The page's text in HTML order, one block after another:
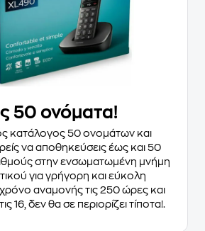
50 ονόματα!
κατάλογος 50 ονομάτων και
να αποθηκεύσεις έως και 50
στην ενσωματωμένη μνήμη
για γρήγορη και εύκολη
αναμονής τις 250 ώρες και
16, δεν θα σε περιορίζει τίποτα!.